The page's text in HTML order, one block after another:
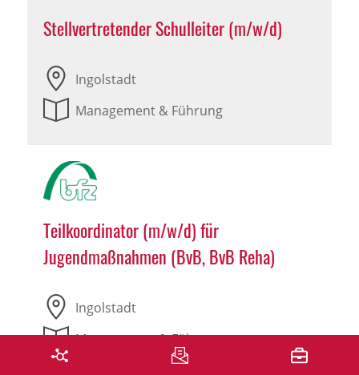
Stellvertretender Schulleiter (m/w/d)
Ingolstadt
Management & Führung
Teilkoordinator (m/w/d) für
Jugendmaßnahmen (BvB, BvB Reha)
Ingolstadt
Management & Führung